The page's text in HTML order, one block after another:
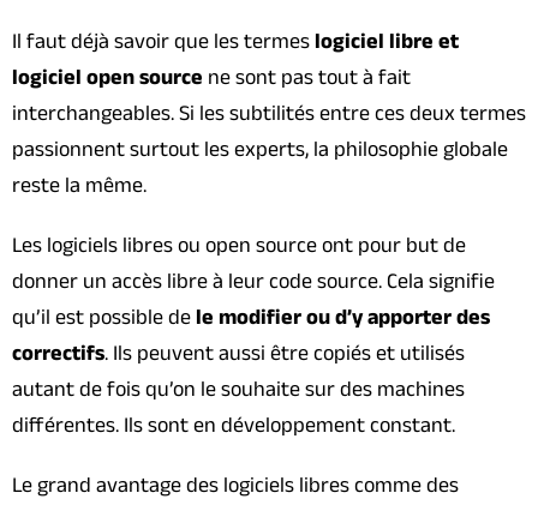
Il faut déjà savoir que les termes logiciel libre et
logiciel open source ne sont pas tout à fait
interchangeables. Si les subtilités entre ces deux termes
passionnent surtout les experts, la philosophie globale
reste la même.
Les logiciels libres ou open source ont pour but de
donner un accès libre à leur code source. Cela signifie
qu’il est possible de le modifier ou d’y apporter des
correctifs. Ils peuvent aussi être copiés et utilisés
autant de fois qu’on le souhaite sur des machines
différentes. Ils sont en développement constant.
Le grand avantage des logiciels libres comme des